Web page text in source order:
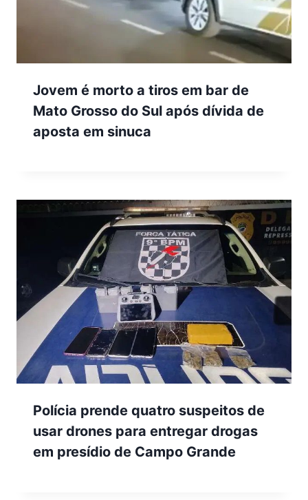
Jovem é morto a tiros em bar de
Mato Grosso do Sul após dívida de
aposta em sinuca
Polícia prende quatro suspeitos de
usar drones para entregar drogas
em presídio de Campo Grande